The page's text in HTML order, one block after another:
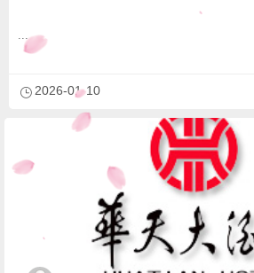
...
2026-01-10